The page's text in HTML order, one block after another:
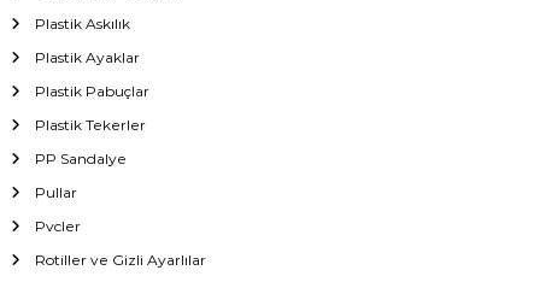
Plastik Askılık
Plastik Ayaklar
Plastik Pabuçlar
Plastik Tekerler
PP Sandalye
Pullar
Pvcler
Rotiller ve Gizli Ayarlılar